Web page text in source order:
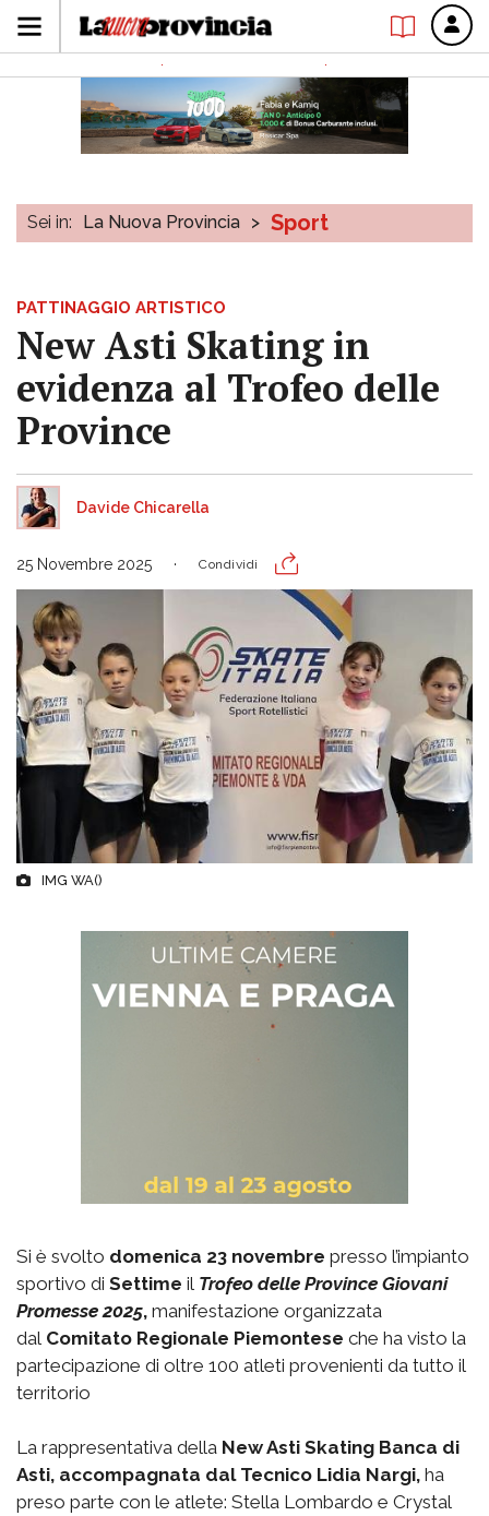
Sei in: La Nuova Provincia > Sport
PATTINAGGIO ARTISTICO
New Asti Skating in
evidenza al Trofeo delle
Province
Davide Chicarella
25 Novembre 2025 Condividi
IMG WA()
Si è svolto domenica 23 novembre presso l’impianto
sportivo di Settime il Trofeo delle Province Giovani
Promesse 2025, manifestazione organizzata
dal Comitato Regionale Piemontese che ha visto la
partecipazione di oltre 100 atleti provenienti da tutto il
territorio
La rappresentativa della New Asti Skating Banca di
Asti, accompagnata dal Tecnico Lidia Nargi, ha
preso parte con le atlete: Stella Lombardo e Crystal